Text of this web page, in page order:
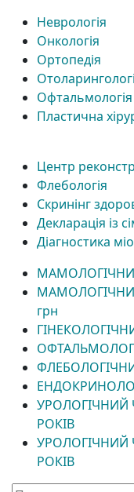
Неврологія
Онкологія
Ортопедія
Офтальмологія
Пластична
Центр
Флебологія
Скринінг
Декларація із
Діагностика
грн
УРОЛОГІЧНИЙ
РОКІВ
УРОЛОГІЧНИЙ
РОКІВ